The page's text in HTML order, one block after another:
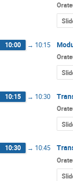
10:00 → 10:15
10:15 → 10:30
10:30 → 10:45